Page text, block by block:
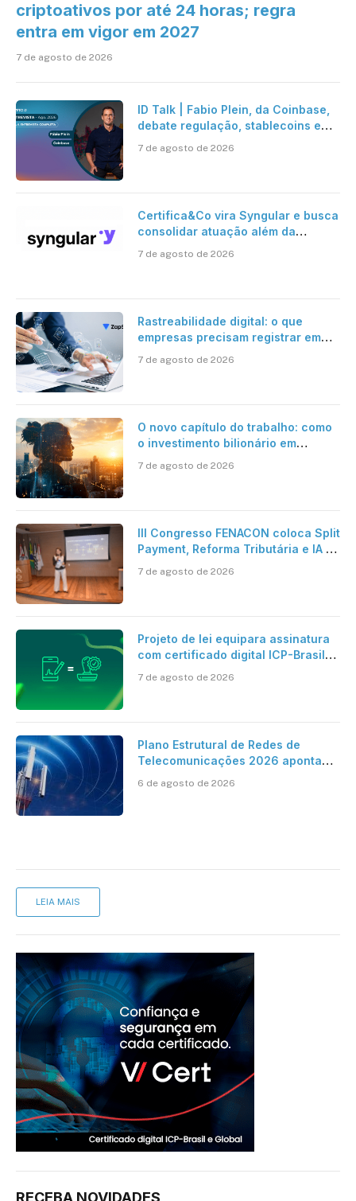
criptoativos por até 24 horas; regra
entra em vigor em 2027
7 de agosto de 2026
ID Talk | Fabio Plein, da Coinbase,
debate regulação, stablecoins e
risco onchain
7 de agosto de 2026
Certifica&Co vira Syngular e busca
consolidar atuação além da
certificação digital
7 de agosto de 2026
Rastreabilidade digital: o que
empresas precisam registrar em
jornadas digitais?
7 de agosto de 2026
O novo capítulo do trabalho: como
o investimento bilionário em
verdadeira era da inteligência
7 de agosto de 2026
III Congresso FENACON coloca Split
Payment, Reforma Tributária e IA no
7 de agosto de 2026
Projeto de lei equipara assinatura
com certificado digital ICP-Brasil
cartório
7 de agosto de 2026
Plano Estrutural de Redes de
Telecomunicações 2026 aponta
mantém desafio
6 de agosto de 2026
LEIA MAIS
RECEBA NOVIDADES